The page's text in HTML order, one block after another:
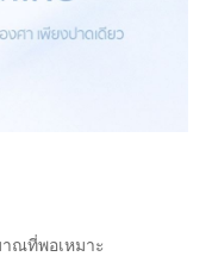
ณที่พอเหมาะ